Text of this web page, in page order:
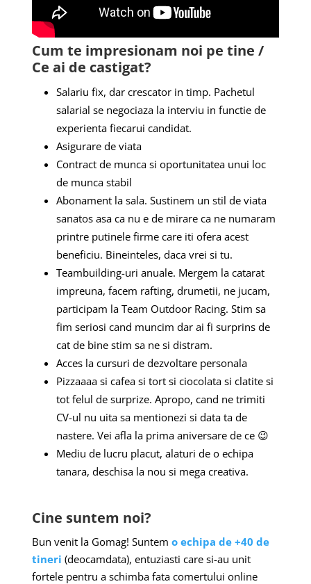
Cum te impresionam noi pe tine /
Ce ai de castigat?
Salariu fix, dar crescator in timp. Pachetul
salarial se negociaza la interviu in functie de
experienta fiecarui candidat.
Asigurare de viata
Contract de munca si oportunitatea unui loc
de munca stabil
Abonament la sala. Sustinem un stil de viata
sanatos asa ca nu e de mirare ca ne numaram
printre putinele firme care iti ofera acest
beneficiu. Bineinteles, daca vrei si tu.
Teambuilding-uri anuale. Mergem la catarat
impreuna, facem rafting, drumetii, ne jucam,
participam la Team Outdoor Racing. Stim sa
fim seriosi cand muncim dar ai fi surprins de
cat de bine stim sa ne si distram.
Acces la cursuri de dezvoltare personala
Pizzaaaa si cafea si tort si ciocolata si clatite si
tot felul de surprize. Apropo, cand ne trimiti
CV-ul nu uita sa mentionezi si data ta de
nastere. Vei afla la prima aniversare de ce 😉
Mediu de lucru placut, alaturi de o echipa
tanara, deschisa la nou si mega creativa.
Cine suntem noi?
Bun venit la Gomag! Suntem o echipa de +40 de
tineri (deocamdata), entuziasti care si-au unit
fortele pentru a schimba fata comertului online